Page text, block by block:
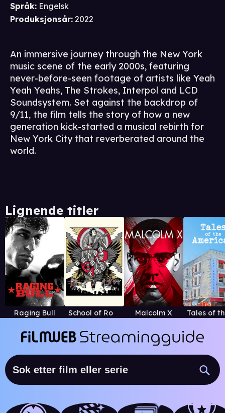
Språk: Engelsk
Produksjonsår: 2022
An immersive journey through the New York
music scene of the early 2000s, featuring
never-before-seen footage of artists like Yeah
Yeah Yeahs, The Strokes, Interpol and LCD
Soundsystem. Set against the backdrop of
9/11, the film tells the story of how a new
generation kick-started a musical rebirth for
New York City that reverberated around the
world.
Lignende titler
Raging Bull School of Rock Malcolm X